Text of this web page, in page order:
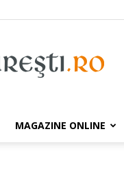
e-MAGAZINE ONLINE